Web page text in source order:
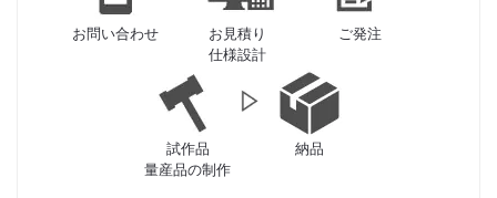
お問い合わせ
お見積り
仕様設計
ご発注
試作品
量産品の制作
納品